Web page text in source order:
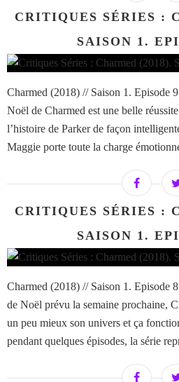
CRITIQUES SÉRIES :
SAISON 1.
Charmed (2018) // Saison 1. Episode
Noël de Charmed est une belle
l’histoire de Parker de façon
Maggie porte toute la charge
CRITIQUES SÉRIES :
SAISON 1.
Charmed (2018) // Saison 1. Episode
de Noël prévu la semaine prochaine,
un peu mieux son univers et ça
pendant quelques épisodes, la série